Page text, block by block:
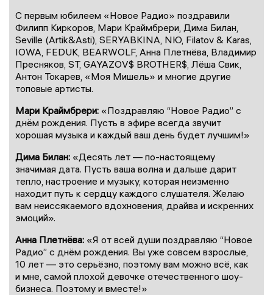
С первым юбилеем «Новое Радио» поздравили
Филипп Киркоров, Мари Краймбрери, Дима Билан,
Seville (Artik&Asti), SERYABKINA, NЮ, Filatov & Karas,
IOWA, FEDUK, BEARWOLF, Анна Плетнёва, Владимир
Пресняков, ST, GAYAZOV$ BROTHER$, Лёша Свик,
Антон Токарев, «Моя Мишель» и многие другие
топовые артисты.
Мари Краймбрери: «Поздравляю “Новое Радио” с
днём рождения. Пусть в эфире всегда звучит
хорошая музыка и каждый ваш день будет лучшим!»
Дима Билан: «Десять лет — по-настоящему
значимая дата. Пусть ваша волна и дальше дарит
тепло, настроение и музыку, которая неизменно
находит путь к сердцу каждого слушателя. Желаю
вам неиссякаемого вдохновения, драйва и искренних
эмоций».
Анна Плетнёва: «Я от всей души поздравляю “Новое
Радио” с днём рождения. Вы уже совсем взрослые,
10 лет — это серьёзно, поэтому вам можно всё, как
и мне, самой плохой девочке отечественного шоу-
бизнеса. Поэтому и вместе!»